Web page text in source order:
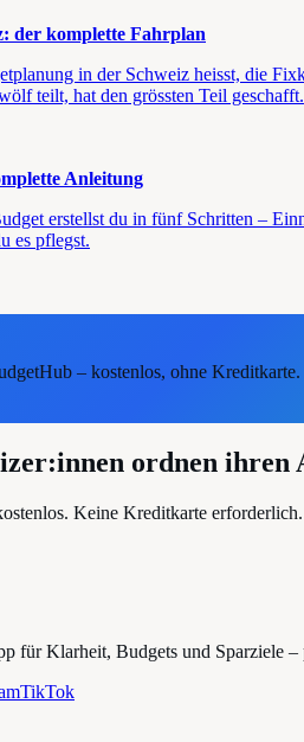
der komplette Fahrplan
in der Schweiz heisst, die
teilt, hat den grössten Teil geschafft.
Anleitung
erstellst du in fünf Schritten –
es pflegst.
– kostenlos, ohne Kreditkarte.
ordnen
Keine Kreditkarte erforderlich.
für Klarheit, Budgets und Sparziele –
TikTok